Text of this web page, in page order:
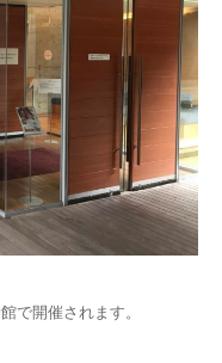
で開催されます。